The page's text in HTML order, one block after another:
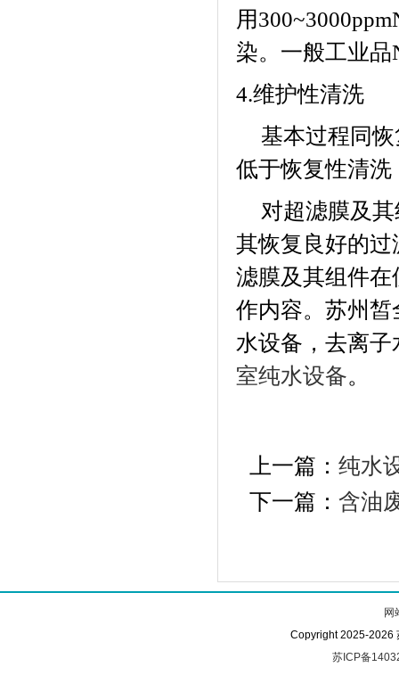
用
染。一般工业品
4.维护性清洗
基本过程同
低于恢复性清
对超滤膜及
其恢复良好的
滤膜及其组件
作内容。 苏州皙
水设备，去离
室纯水设备。
上一篇： 纯水
下一篇： 含油
网
Copyright 2025-2026
苏ICP备